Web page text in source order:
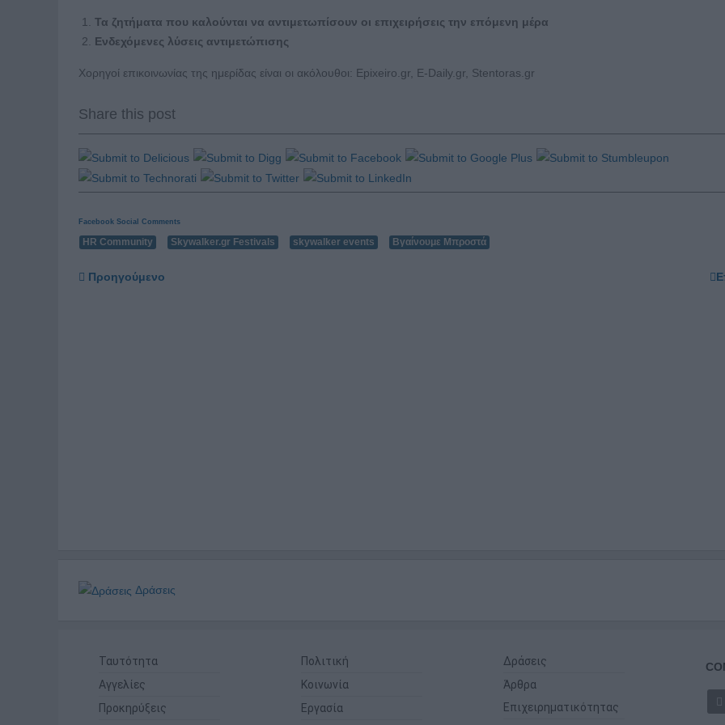
Τα ζητήματα που καλούνται να αντιμετωπίσουν οι επιχειρήσεις την επόμενη μέρα
Ενδεχόμενες λύσεις αντιμετώπισης
Χορηγοί επικοινωνίας της ημερίδας είναι οι ακόλουθοι: Epixeiro.gr, E-Daily.gr, Stentoras.gr
Share this post
Facebook Social Comments
HR Community Skywalker.gr Festivals skywalker events Βγαίνουμε Μπροστά
Προηγούμενο
Δράσεις
Ταυτότητα
Αγγελίες
Προκηρύξεις
Πολιτική
Κοινωνία
Εργασία
Δράσεις
Άρθρα
Επιχειρηματικότητας